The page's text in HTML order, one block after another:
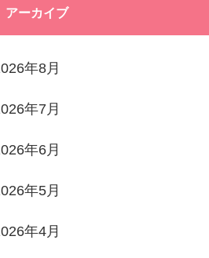
アーカイブ
年8月
年7月
年6月
年5月
年4月